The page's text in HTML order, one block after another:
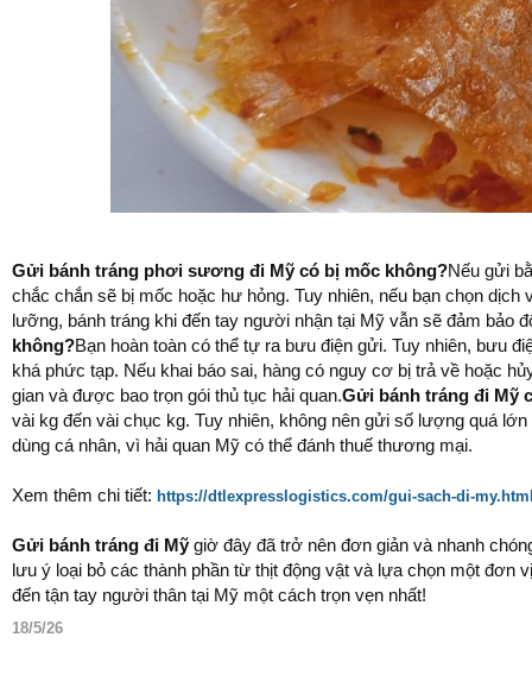
Gửi bánh tráng phơi sương đi Mỹ có bị mốc không?Nếu gửi
chắc chắn sẽ bị mốc hoặc hư hỏng. Tuy nhiên, nếu bạn chọn
lưỡng, bánh tráng khi đến tay người nhận tại Mỹ vẫn sẽ đảm bảo
không?Bạn hoàn toàn có thể tự ra bưu điện gửi. Tuy nhiên, bưu
khá phức tạp. Nếu khai báo sai, hàng có nguy cơ bị trả về hoặc
gian và được bao trọn gói thủ tục hải quan.Gửi bánh tráng đi Mỹ
vài kg đến vài chục kg. Tuy nhiên, không nên gửi số lượng quá
dùng cá nhân, vì hải quan Mỹ có thể đánh thuế thương mại.
Xem thêm chi tiết: https://dtlexpresslogistics.com/gui-sach-di-
Gửi bánh tráng đi Mỹ giờ đây đã trở nên đơn giản và nhanh
lưu ý loại bỏ các thành phần từ thịt động vật và lựa chọn một
đến tận tay người thân tại Mỹ một cách trọn vẹn nhất!
18/5/26